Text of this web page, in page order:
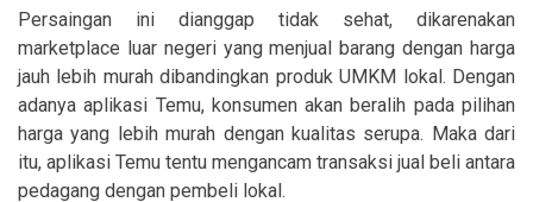
Persaingan ini dianggap tidak sehat, dikarenakan
marketplace luar negeri yang menjual barang dengan harga
jauh lebih murah dibandingkan produk UMKM lokal. Dengan
adanya aplikasi Temu, konsumen akan beralih pada pilihan
harga yang lebih murah dengan kualitas serupa. Maka dari
itu, aplikasi Temu tentu mengancam transaksi jual beli antara
pedagang dengan pembeli lokal.